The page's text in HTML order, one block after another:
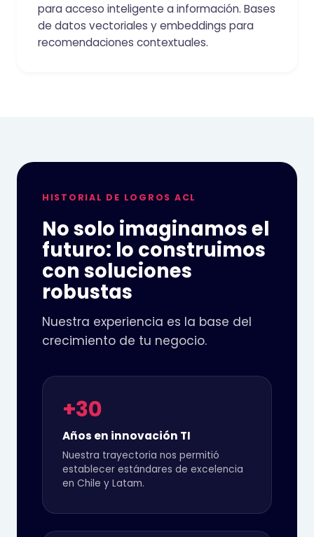
para acceso inteligente a información. Bases
de datos vectoriales y embeddings para
recomendaciones contextuales.
HISTORIAL DE LOGROS ACL
No solo imaginamos el
futuro: lo construimos
con soluciones
robustas
Nuestra experiencia es la base del
crecimiento de tu negocio.
+30
Años en innovación TI
Nuestra trayectoria nos permitió
establecer estándares de excelencia
en Chile y Latam.